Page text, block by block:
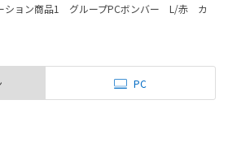
ション商品1 グループPCボンバー L/赤 カ
PC